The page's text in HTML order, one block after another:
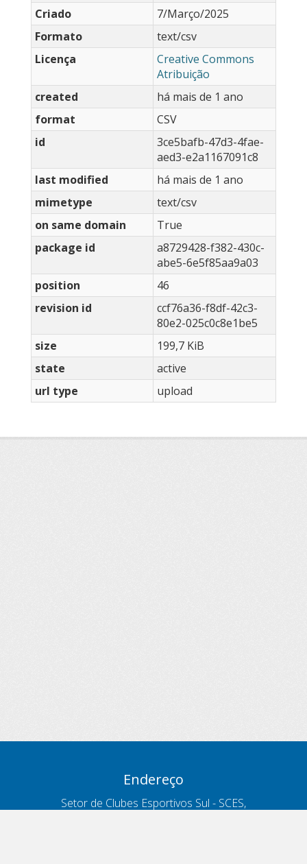
Criado
7/Março/2025
Formato
text/csv
Licença
Creative Commons
Atribuição
created
há mais de 1 ano
format
CSV
id
3ce5bafb-47d3-4fae-
aed3-e2a1167091c8
last modified
há mais de 1 ano
mimetype
text/csv
on same domain
True
package id
a8729428-f382-430c-
abe5-6e5f85aa9a03
position
46
revision id
ccf76a36-f8df-42c3-
80e2-025c0c8e1be5
size
199,7 KiB
state
active
url type
upload
Endereço
Setor de Clubes Esportivos Sul - SCES,